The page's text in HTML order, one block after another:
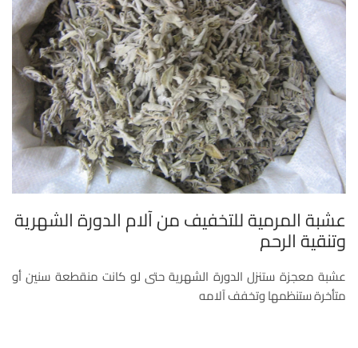
عشبة المرمية للتخفيف من آلام الدورة الشهرية
وتنقية الرحم
عشبة معجزة ستنزل الدورة الشهرية حتى لو كانت منقطعة سنين أو
متأخرة ستنظمها وتخفف آلامه